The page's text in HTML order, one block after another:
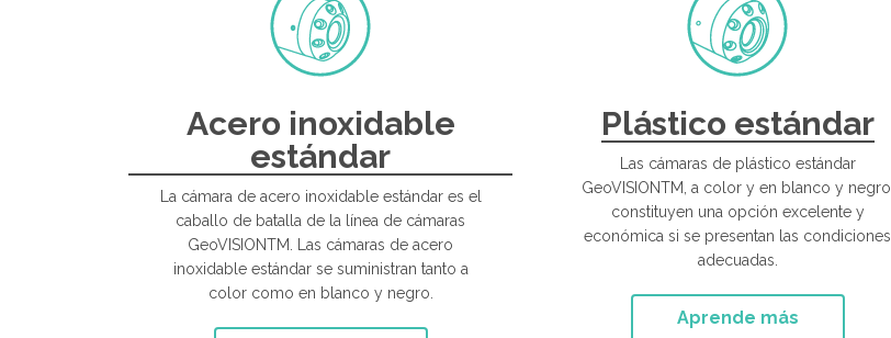
Acero inoxidable
estándar
La cámara de acero inoxidable estándar es el
caballo de batalla de la línea de cámaras
GeoVISIONTM. Las cámaras de acero
inoxidable estándar se suministran tanto a
color como en blanco y negro.
Plástico estándar
Las cámaras de plástico estándar
GeoVISIONTM, a color y en blanco y negro,
constituyen una opción excelente y
económica si se presentan las condiciones
adecuadas.
Aprende más